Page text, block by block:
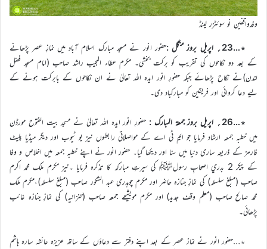
وفدواقفین نو سوئٹزر لینڈ
٭…23؍ اپریل بروز منگل :
حضور انور نے مسجد مبارک اسلام آباد میں نمازِ عصر پڑھانے
کے بعد دو نکاحوں کی تقریب کو برکت بخشی۔ مکرم عطاء المجیب راشد صاحب (امام مسجد فضل
لندن)نے نکاح پڑھائے جبکہ حضورِ انور ایدہ اللہ تعالیٰ نے ان نکاحوں کے بابرکت ہونے کے
لیے دعا کروائی اور فریقین کو مبارکباد دی۔
٭…26؍ اپریل بروز جمعۃ المبارک :
حضورِ انور ایدہ اللہ تعالیٰ نے مسجد بیت الفتوح مورڈن
میں خطبہ جمعہ ارشاد فرمایا جو ایم ٹی اے کے مواصلاتی رابطوں نیز یو ٹیوب اور دیگر میڈیا پلیٹ
فارمز کے ذریعہ ساری دنیا میں سنا اور دیکھا گیا۔ حضور انور نے اپنے خطبہ جمعہ میں اخلاص و وفا
کے پيکر 2 بدري اصحابِ رسولﷺ کي سيرتِ مبارکہ کا تذکرہ فرمایا ۔نیز مکرم ملک محمد اکرم
صاحب (مبلغ سلسلہ) کی نمازِ جنازہ حاضر اور مکرم چوہدری عبد الشکور صاحب (مبلغ سلسلہ)،مکرم ملک
محمد صالح صاحب (معلم وقف جدید) اور مکرم مویشیحے جمعہ صاحب (تنزانیہ) کی نمازِ جنازہ غائب
پڑھائی۔
٭…حضور انور نے نماز عصر کے بعد اپنے دفتر سے دعاؤں کے ساتھ عزیزہ عائشہ سارہ ہاشم